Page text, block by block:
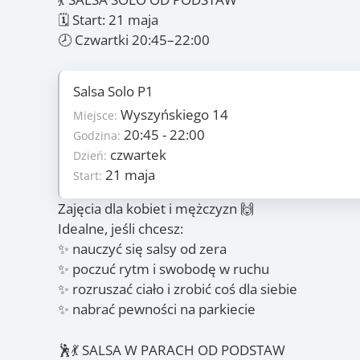
🗓 Start: 21 maja
🕗 Czwartki 20:45–22:00
Salsa Solo P1
Miejsce: Wyszyńskiego 14
Godzina: 20:45 - 22:00
Dzień: czwartek
Start: 21 maja
Szczegóły
Ilość zajęć:6
Cena:235 PLN/os
Dzień: czwartek
Start: 21 maja
Koniec:16 lipca
Zajęcia
21.05(czw.), 28.05(czw.), 18.06
Zajęcia dla kobiet i mężczyzn 🙌
Idealne, jeśli chcesz:
✨ nauczyć się salsy od zera
✨ poczuć rytm i swobodę w ruchu
✨ rozruszać ciało i zrobić coś dla siebie
✨ nabrać pewności na parkiecie
🕺💃 SALSA W PARACH OD PODSTAW